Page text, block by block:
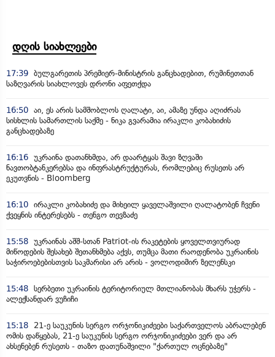
დღის სიახლეები
17:39 ბულგარეთის პრემიერ-მინისტრის განცხადებით, რუმინეთთან
საზღვარის სიახლოვეს დრონი აფეთქდა
16:50 აი, ეს არის სამშობლოს ღალატი, აი, ამაზე უნდა აღიძრას
სისხლის სამართლის საქმე - ნიკა გვარამია ირაკლი კობახიძის
განცხადებაზე
16:16 უკრაინა დათანხმდა, არ დაარტყას შავი ზღვაში
ნავთობტანკერებსა და ინფრასტრუქტურას, რომლებიც რუსეთს არ
ეკუთვნის - Bloomberg
16:10 ირაკლი კობახიძე და მიხეილ ყაველაშვილი ღალატობენ ჩვენი
ქვეყნის ინტერესებს - თენგო თევზაძე
15:58 უკრაინას აშშ-სთან Patriot-ის რაკეტების ყოველთვიურად
მიწოდების შესახებ შეთანხმება აქვს, თუმცა მათი რაოდენობა უკრაინის
საჭიროებებისთვის საკმარისი არ არის - ვოლოდიმირ ზელენსკი
15:48 სერბეთი უკრაინის ტერიტორიულ მთლიანობას მხარს უჭერს -
ალექსანდარ ვუჩიჩი
15:18
21-ე საუკუნის სერგო ორჯონიკიძეები საქართველოს აბრალებენ
ომის დაწყებას, 21-ე საუკუნის სერგო ორჯონიკიძეები ვერ და არ
ახსენებენ რუსეთს - თაზო დათუნაშვილი "ქართულ ოცნებაზე"